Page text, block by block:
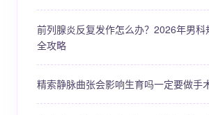
前列腺炎反复发作怎么办？2026年男
全攻略
精索静脉曲张会影响生育吗一定要做手